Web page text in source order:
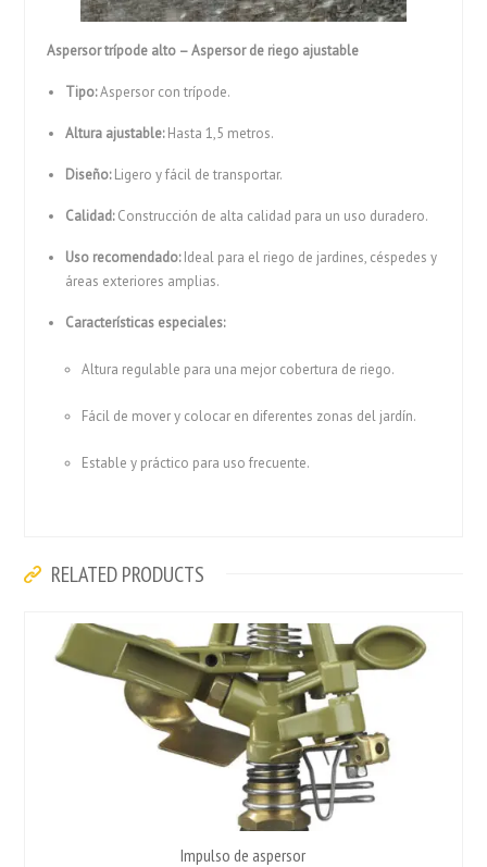
Aspersor trípode alto – Aspersor de riego ajustable
Tipo:Aspersor con trípode.
Altura ajustable:Hasta 1,5 metros.
Diseño:Ligero y fácil de transportar.
Calidad:Construcción de alta calidad para un uso duradero.
Uso recomendado:Ideal para el riego de jardines, céspedes y
áreas exteriores amplias.
Características especiales:
Altura regulable para una mejor cobertura de riego.
Fácil de mover y colocar en diferentes zonas del jardín.
Estable y práctico para uso frecuente.
RELATED PRODUCTS
Impulso de aspersor